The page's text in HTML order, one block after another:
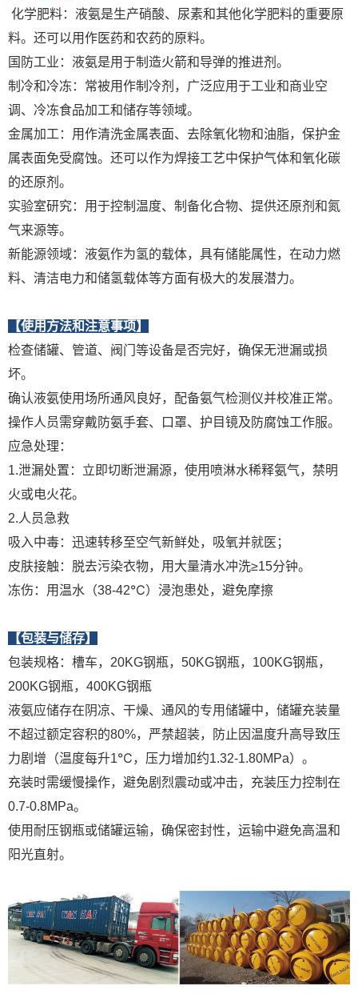
‌ 化学肥料‌：液氨是生产硝酸、尿素和其他化学肥料的重要原
料。还可以用作医药和农药的原料。
‌国防工业‌：液氨是用于制造火箭和导弹的推进剂。
‌制冷和冷冻‌：常被用作制冷剂，广泛应用于工业和商业空
调、冷冻食品加工和储存等领域。
‌金属加工‌：用作清洗金属表面、去除氧化物和油脂，保护金
属表面免受腐蚀。还可以作为焊接工艺中保护气体和氧化碳
的还原剂。
‌实验室研究‌：用于控制温度、制备化合物、提供还原剂和氮
气来源等。
‌新能源领域‌：液氨作为氢的载体，具有储能属性，在动力燃
料、清洁电力和储氢载体等方面有极大的发展潜力。
【使用方法和注意事项】
检查储罐、管道、阀门等设备是否完好，确保无泄漏或损
坏。
确认液氨使用场所通风良好，配备氨气检测仪并校准正常。
操作人员需穿戴防氨手套、口罩、护目镜及防腐蚀工作服‌。
应急处理：
1.‌泄漏处置‌：立即切断泄漏源，使用喷淋水稀释氨气，禁明
火或电火花‌。
2.‌人员急救‌
‌吸入中毒‌：迅速转移至空气新鲜处，吸氧并就医；
‌皮肤接触‌：脱去污染衣物，用大量清水冲洗≥15分钟‌。
‌冻伤‌：用温水（38-42℃）浸泡患处，避免摩擦
【包装与储存】
包装规格：槽车，20KG钢瓶，50KG钢瓶，100KG钢瓶，
200KG钢瓶，400KG钢瓶
液氨应储存在阴凉、干燥、通风的专用储罐中，储罐充装量
不超过额定容积的80%，严禁超装，防止因温度升高导致压
力剧增（温度每升1℃，压力增加约1.32-1.80MPa）。
充装时需缓慢操作，避免剧烈震动或冲击，充装压力控制在
0.7-0.8MPa‌。
使用耐压钢瓶或储罐运输，确保密封性，运输中避免高温和
阳光直射‌。‌